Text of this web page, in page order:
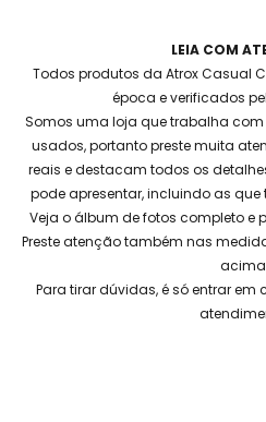
LEIA COM
Todos produtos da Atrox Casual
época e verificados
Somos uma loja que trabalha
usados, portanto preste muita
reais e destacam todos os
pode apresentar, incluindo as
Veja o álbum de fotos completo e
Preste atenção também nas
Para tirar dúvidas, é só entrar